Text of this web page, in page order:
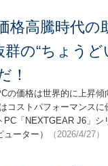
格高騰時代
群の“ちょう
！
の価格は世界的に上昇
コストパフォーマンス
PC「NEXTGEAR J6」
ーター）
（2026/4/27）